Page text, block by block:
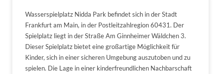
Wasserspielplatz Nidda Park befindet sich in der Stadt
Frankfurt am Main, in der Postleitzahlregion 60431. Der
Spielplatz liegt in der Straße Am Ginnheimer Wäldchen 3.
Dieser Spielplatz bietet eine großartige Möglichkeit für
Kinder, sich in einer sicheren Umgebung auszutoben und zu
spielen. Die Lage in einer kinderfreundlichen Nachbarschaft